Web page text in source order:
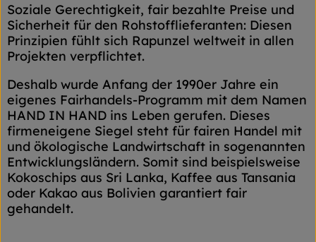
Soziale Gerechtigkeit, fair bezahlte Preise und
Sicherheit für den Rohstofflieferanten: Diesen
Prinzipien fühlt sich Rapunzel weltweit in allen
Projekten verpflichtet.
Deshalb wurde Anfang der 1990er Jahre ein
eigenes Fairhandels-Programm mit dem Namen
HAND IN HAND ins Leben gerufen. Dieses
firmeneigene Siegel steht für fairen Handel mit
und ökologische Landwirtschaft in sogenannten
Entwicklungsländern. Somit sind beispielsweise
Kokoschips aus Sri Lanka, Kaffee aus Tansania
oder Kakao aus Bolivien garantiert fair
gehandelt.